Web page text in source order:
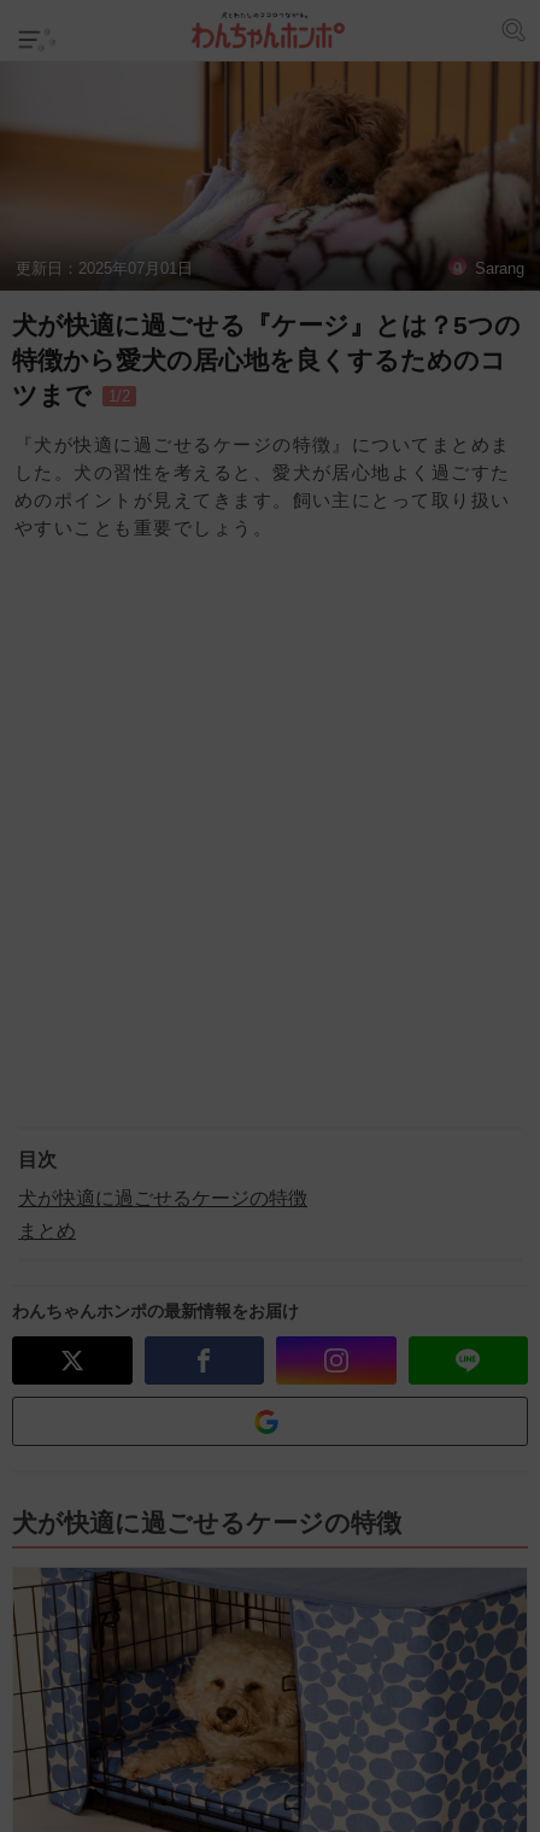
更新日： 2025年07月01日 Sarang
犬が快適に過ごせる『ケージ』とは？5つの
特徴から愛犬の居心地を良くするためのコ
ツまで
1/2
『犬が快適に過ごせるケージの特徴』についてまとめま
した。犬の習性を考えると、愛犬が居心地よく過ごすた
めのポイントが見えてきます。飼い主にとって取り扱い
やすいことも重要でしょう。
目次
犬が快適に過ごせるケージの特徴
まとめ
わんちゃんホンポの最新情報をお届け
犬が快適に過ごせるケージの特徴